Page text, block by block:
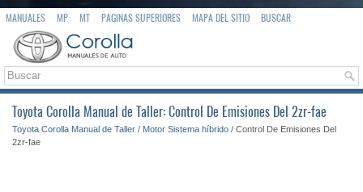
MANUALES MP MT PAGINAS SUPERIORES MAPA DEL SITIO BUSCAR
Toyota Corolla Manual de Taller: Control De Emisiones Del 2zr-fae
Toyota Corolla Manual de Taller / Motor Sistema híbrido / Control De Emisiones Del
2zr-fae